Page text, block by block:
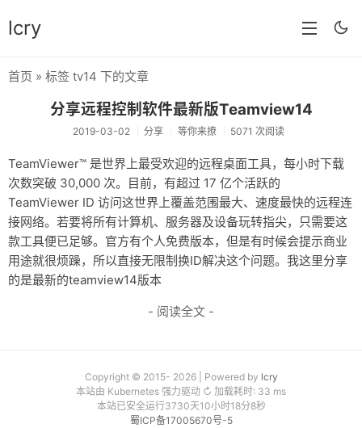
lcry
分类
分享
技术
教程
生活
归档
友链
关于
首页 » 标签 tv14 下的文章
分享远程控制软件最新版Teamview14
2019-03-02 分享 等你来撩 5071 次阅读
TeamViewer™ 是世界上最受欢迎的远程桌面工具，每小时下载
次数突破 30,000 次。目前，有超过 17 亿个活跃的
TeamViewer ID 访问这世界上覆盖范围最大、速度最快的远程连
接网络。若要将所有计算机、服务器及设备玩转指尖，只需要这
款工具便已足够。官方有个人免费版本，但是有时候会提示商业
用途就很烦躁，所以直接无限制换ID解决这个问题。我这里分享
的是最新的teamview14版本
- 阅读全文 -
Copyright © 2015- 2026 | Powered by lcry
本站由 Kubernetes 强力驱动 ↻ 加载耗时: 33 ms
本站已安全运行3730天10小时18分8秒
蜀ICP备17005670号-5